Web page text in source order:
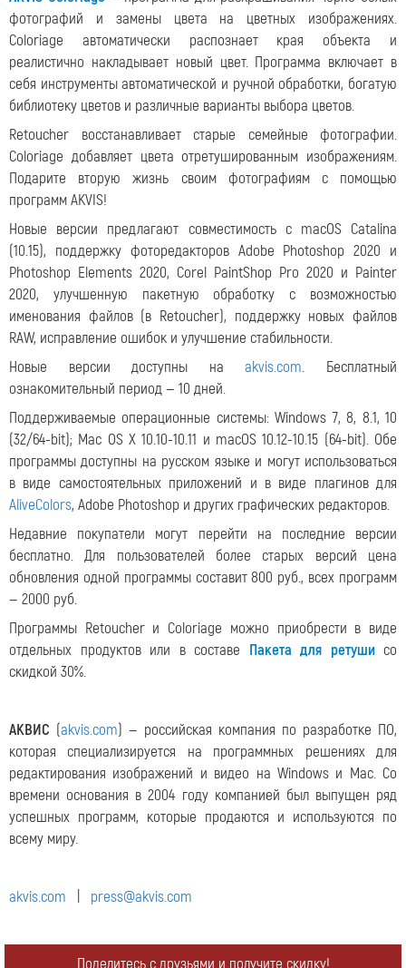
фотографий и замены цвета на цветных изображениях.
Coloriage автоматически распознает края объекта и
реалистично накладывает новый цвет. Программа включает в
себя инструменты автоматической и ручной обработки, богатую
библиотеку цветов и различные варианты выбора цветов.
Retoucher восстанавливает старые семейные фотографии.
Coloriage добавляет цвета отретушированным изображениям.
Подарите вторую жизнь своим фотографиям с помощью
программ AKVIS!
Новые версии предлагают совместимость с macOS Catalina
(10.15), поддержку фоторедакторов Adobe Photoshop 2020 и
Photoshop Elements 2020, Corel PaintShop Pro 2020 и Painter
2020, улучшенную пакетную обработку с возможностью
именования файлов (в Retoucher), поддержку новых файлов
RAW, исправление ошибок и улучшение стабильности.
Новые версии доступны наakvis.com. Бесплатный
ознакомительный период — 10 дней.
Поддерживаемые операционные системы: Windows 7, 8, 8.1, 10
(32/64-bit); Mac OS X 10.10-10.11 и macOS 10.12-10.15 (64-bit). Обе
программы доступны на русском языке и могут использоваться
в виде самостоятельных приложений и в виде плагинов для
AliveColors, Adobe Photoshop и других графических редакторов.
Недавние покупатели могут перейти на последние версии
бесплатно. Для пользователей более старых версий цена
обновления одной программы составит 800 руб., всех программ
— 2000 руб.
Программы Retoucher и Coloriage можно приобрести в виде
отдельных продуктов или в составе Пакета для ретушисо
скидкой 30%.
АКВИС (akvis.com) — российская компания по разработке ПО,
которая специализируется на программных решениях для
редактирования изображений и видео на Windows и Mac. Со
времени основания в 2004 году компанией был выпущен ряд
успешных программ, которые продаются и используются по
всему миру.
akvis.com press@akvis.com
Поделитесь с друзьями и получите скидку!